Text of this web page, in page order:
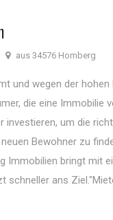
aus 34576 Homberg
und wegen der
die eine Immobilie
um die
Bewohner zu
Immobilien bringt mit
schneller ans